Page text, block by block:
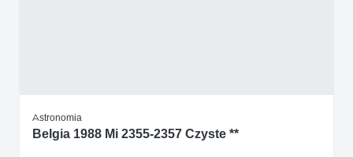
Astronomia
Belgia 1988 Mi 2355-2357 Czyste **